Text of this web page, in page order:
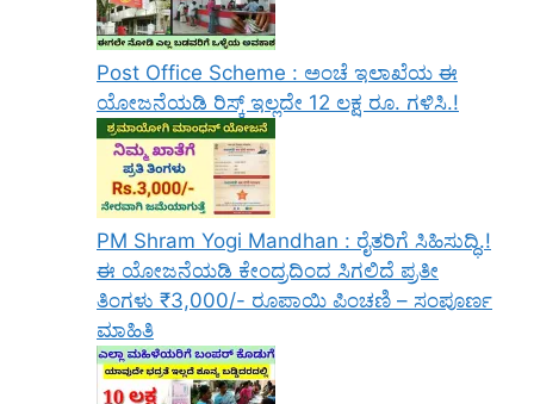
Post Office Scheme : ಅಂಚೆ ಇಲಾಖೆಯ ಈ
ಯೋಜನೆಯಡಿ ರಿಸ್ಕ್‌ ಇಲ್ಲದೇ 12 ಲಕ್ಷ ರೂ. ಗಳಿಸಿ.!
PM Shram Yogi Mandhan : ರೈತರಿಗೆ ಸಿಹಿಸುದ್ಧಿ.!
ಈ ಯೋಜನೆಯಡಿ ಕೇಂದ್ರದಿಂದ ಸಿಗಲಿದೆ ಪ್ರತೀ
ತಿಂಗಳು ₹3,000/- ರೂಪಾಯಿ ಪಿಂಚಣಿ – ಸಂಪೂರ್ಣ
ಮಾಹಿತಿ